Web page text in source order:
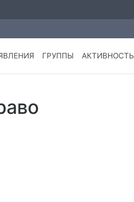
ГРУППЫ АКТИВНОСТЬ